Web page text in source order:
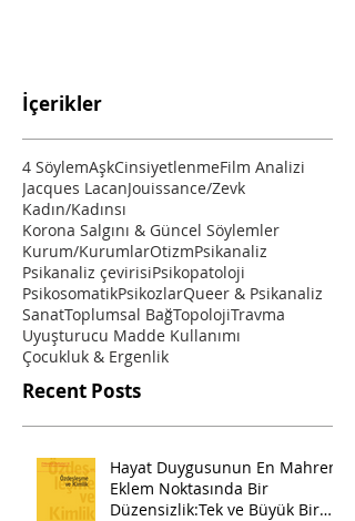
İçerikler
4 SöylemAşkCinsiyetlenmeFilm Analizi
Jacques LacanJouissance/Zevk
Kadın/Kadınsı
Korona Salgını & Güncel Söylemler
Kurum/KurumlarOtizmPsikanaliz
Psikanaliz çevirisiPsikopatoloji
PsikosomatikPsikozlarQueer & Psikanaliz
SanatToplumsal BağTopolojiTravma
Uyuşturucu Madde Kullanımı
Çocukluk & Ergenlik
Recent Posts
Hayat Duygusunun En Mahrem
Eklem Noktasında Bir
Düzensizlik:Tek ve Büyük Bir